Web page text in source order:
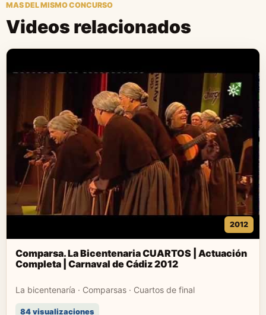
MAS DEL MISMO CONCURSO
Videos relacionados
2012
Comparsa. La Bicentenaria CUARTOS | Actuación
Completa | Carnaval de Cádiz 2012
La bicentenaría · Comparsas · Cuartos de final
84 visualizaciones